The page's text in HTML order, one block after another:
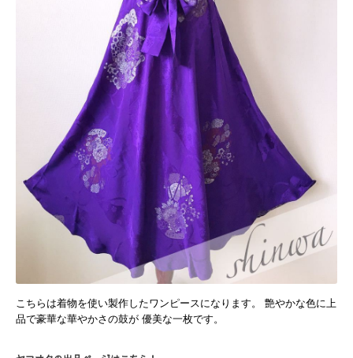
こちらは着物を使い製作したワンピースになります。 艶やかな色に上
品で豪華な華やかさの鼓が 優美な一枚です。